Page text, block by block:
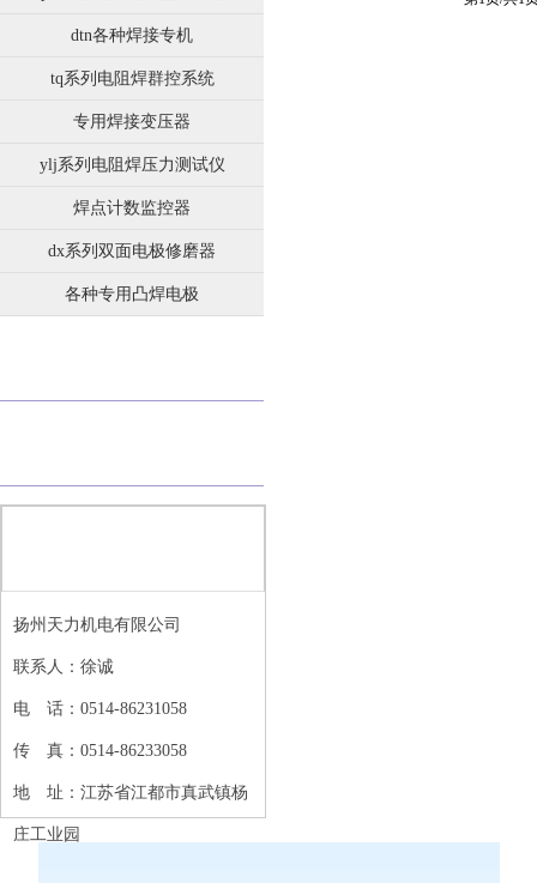
dtn各种焊接专机
tq系列电阻焊群控系统
专用焊接变压器
ylj系列电阻焊压力测试仪
焊点计数监控器
dx系列双面电极修磨器
各种专用凸焊电极
扬州天力机电有限公司
联系人：徐诚
电 话 ： 0514-86231058
传 真 ： 0514-86233058
地 址 ： 江苏省江都市真武镇杨
庄工业园